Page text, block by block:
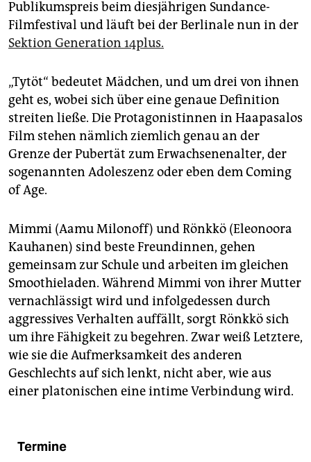
Publikumspreis beim diesjährigen Sundance-
Filmfestival und läuft bei der Berlinale nun in der
Sektion Generation 14plus.
„Tytöt“ bedeutet Mädchen, und um drei von ihnen
geht es, wobei sich über eine genaue Definition
streiten ließe. Die Protagonistinnen in Haapasalos
Film stehen nämlich ziemlich genau an der
Grenze der Pubertät zum Erwachsenenalter, der
sogenannten Adoleszenz oder eben dem Coming
of Age.
Mimmi (Aamu Milonoff) und Rönkkö (Eleonoora
Kauhanen) sind beste Freundinnen, gehen
gemeinsam zur Schule und arbeiten im gleichen
Smoothie­laden. Während Mimmi von ihrer Mutter
vernachlässigt wird und infolgedessen durch
aggressives Verhalten auffällt, sorgt Rönkkö sich
um ihre Fähig­keit zu begehren. Zwar weiß Letztere,
wie sie die Aufmerksamkeit des anderen
Geschlechts auf sich lenkt, nicht aber, wie aus
einer platonischen eine intime Verbindung wird.
Termine